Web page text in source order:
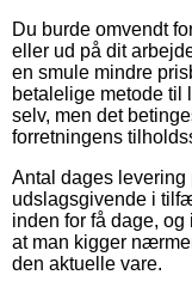
Du burde omvendt
eller ud på dit
en smule mindre
betalelige metode til
selv, men det
forretningens
Antal dages
udslagsgivende i
inden for få dage,
at man kigger
den aktuelle vare.